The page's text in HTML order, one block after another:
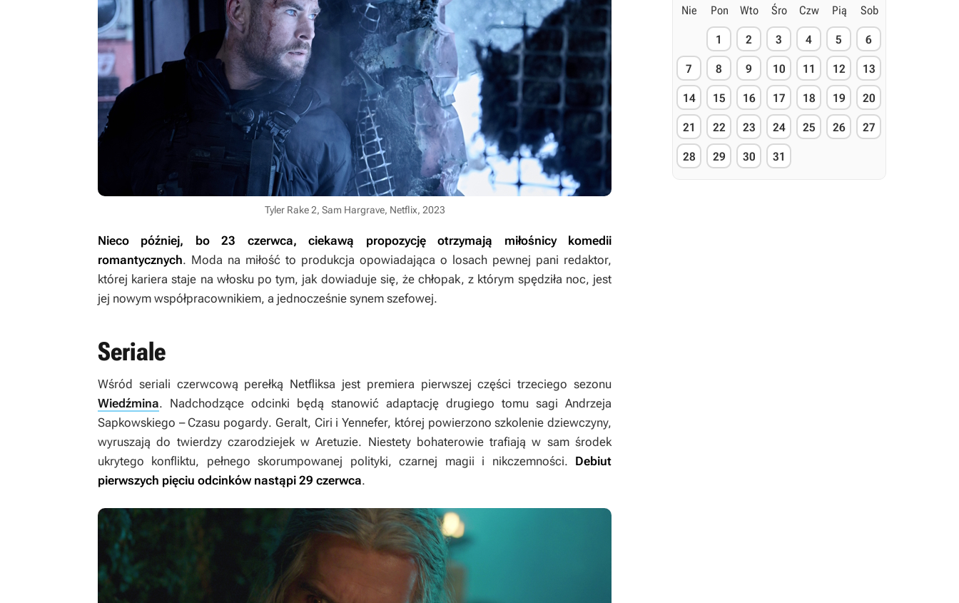
Tyler Rake 2, Sam Hargrave, Netflix, 2023
Nieco później, bo 23 czerwca, ciekawą propozycję otrzymają miłośnicy komedii
romantycznych. Moda na miłość to produkcja opowiadająca o losach pewnej pani redaktor,
której kariera staje na włosku po tym, jak dowiaduje się, że chłopak, z którym spędziła noc, jest
jej nowym współpracownikiem, a jednocześnie synem szefowej.
Seriale
Wśród seriali czerwcową perełką Netfliksa jest premiera pierwszej części trzeciego sezonu
Wiedźmina. Nadchodzące odcinki będą stanowić adaptację drugiego tomu sagi Andrzeja
Sapkowskiego – Czasu pogardy. Geralt, Ciri i Yennefer, której powierzono szkolenie dziewczyny,
wyruszają do twierdzy czarodziejek w Aretuzie. Niestety bohaterowie trafiają w sam środek
ukrytego konfliktu, pełnego skorumpowanej polityki, czarnej magii i nikczemności. Debiut
pierwszych pięciu odcinków nastąpi 29 czerwca.
Nie Pon Wto Śro Czw Pią Sob
1 2 3 4 5 6
7 8 9 10 11 12 13
14 15 16 17 18 19 20
21 22 23 24 25 26 27
28 29 30 31